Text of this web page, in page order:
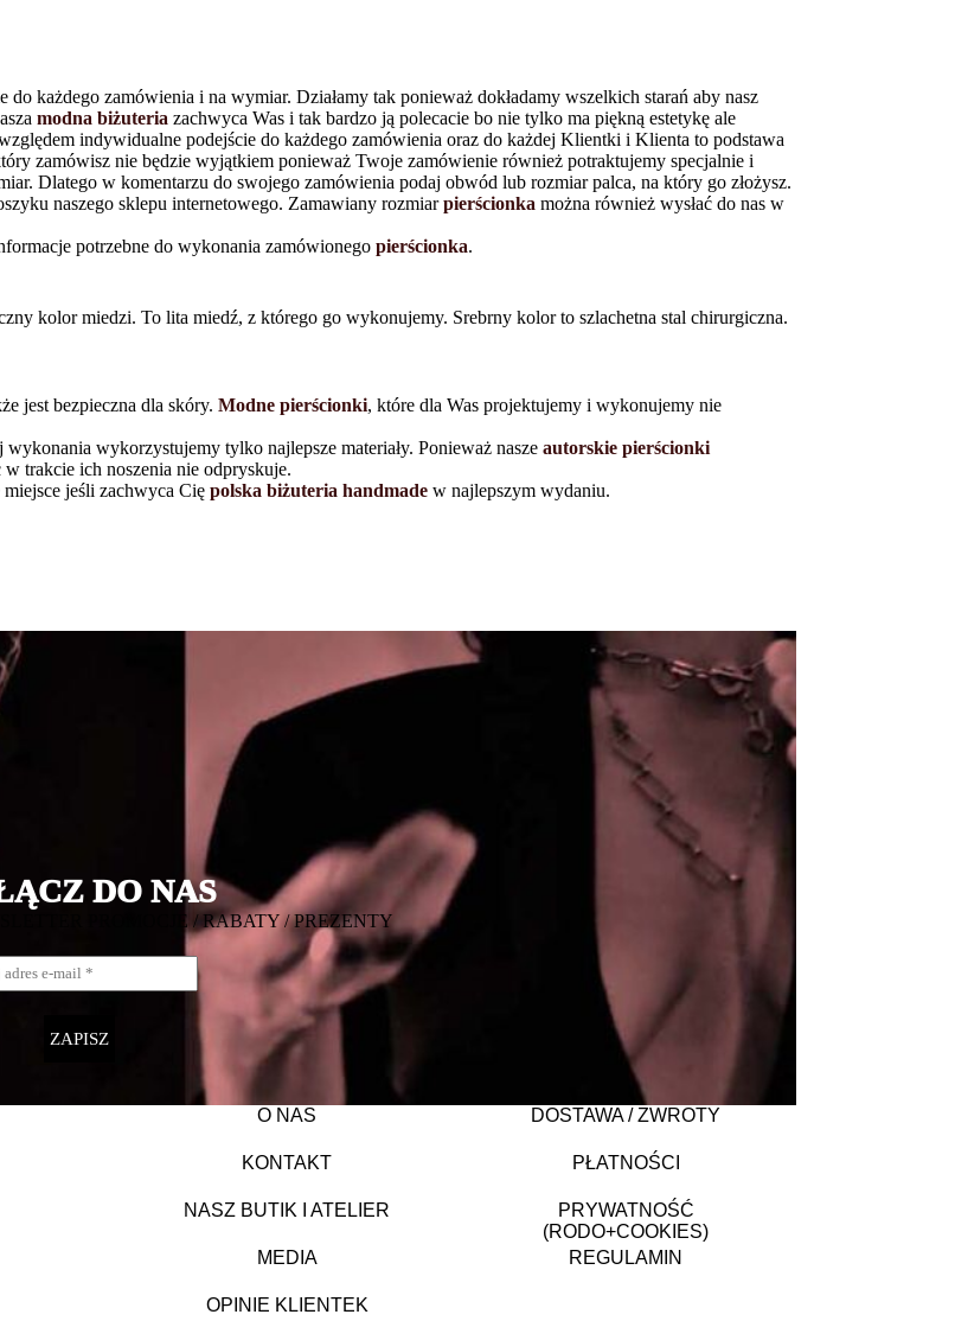
każdego zamówienia i na wymiar. Działamy tak ponieważ dokładamy wszelkich starań aby nasz
modna biżuteria zachwyca Was i tak bardzo ją polecacie bo nie tylko ma piękną estetykę ale
indywidualne podejście do każdego zamówienia oraz do każdej Klientki i Klienta to podstawa
zamówisz nie będzie wyjątkiem ponieważ Twoje zamówienie również potraktujemy specjalnie i
Dlatego w komentarzu do swojego zamówienia podaj obwód lub rozmiar palca, na który go złożysz.
naszego sklepu internetowego. Zamawiany rozmiarpierścionka można również wysłać do nas w
potrzebne do wykonania zamówionego pierścionka.
kolor miedzi. To lita miedź, z którego go wykonujemy. Srebrny kolor to szlachetna stal chirurgiczna.
jest bezpieczna dla skóry. Modne pierścionki, które dla Was projektujemy i wykonujemy nie
wykorzystujemy tylko najlepsze materiały. Ponieważ nasze autorskie pierścionki
trakcie ich noszenia nie odpryskuje.
miejsce jeśli zachwyca Cię polska biżuteria handmade w najlepszym wydaniu.
DO NAS
PROMOCJE / RABATY / PREZENTY
O NAS
KONTAKT
NASZ BUTIK I ATELIER
MEDIA
OPINIE KLIENTEK
DOSTAWA / ZWROTY
PŁATNOŚCI
PRYWATNOŚĆ
(RODO+COOKIES)
REGULAMIN